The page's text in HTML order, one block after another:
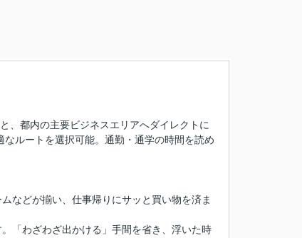
、都内の主要ビジネスエリアへダイレクトに
ルートを選択可能。通勤・通学の時間を読め
などが揃い、仕事帰りにサッと買い物を済ま
「わざわざ出かける」手間を省き、浮いた時